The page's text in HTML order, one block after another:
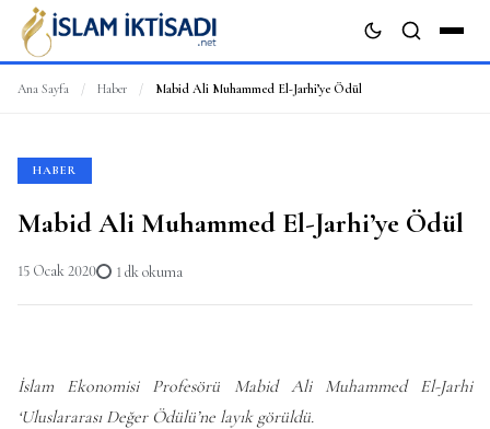
Ana Sayfa / Haber / Mabid Ali Muhammed El-Jarhi’ye Ödül
HABER
Mabid Ali Muhammed El-Jarhi’ye Ödül
15 Ocak 2020 1 dk okuma
İslam Ekonomisi Profesörü Mabid Ali Muhammed El-Jarhi
‘Uluslararası Değer Ödülü’ne layık görüldü.